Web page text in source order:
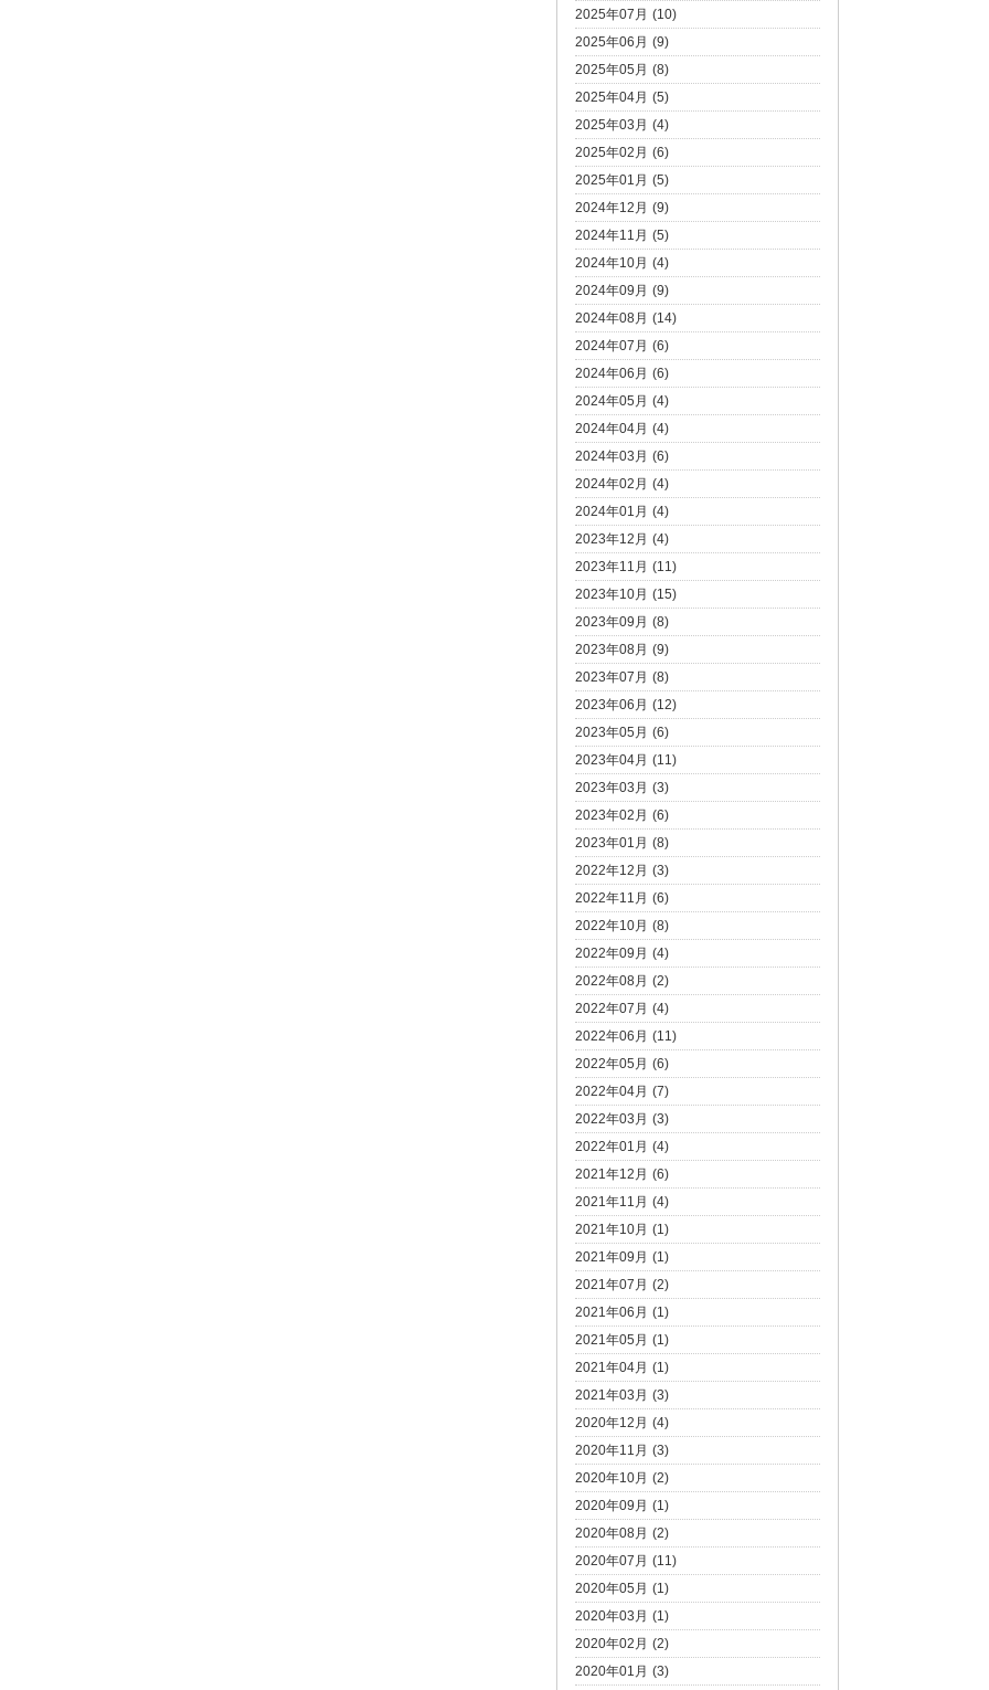
2025年07月 (10)
2025年06月 (9)
2025年05月 (8)
2025年04月 (5)
2025年03月 (4)
2025年02月 (6)
2025年01月 (5)
2024年12月 (9)
2024年11月 (5)
2024年10月 (4)
2024年09月 (9)
2024年08月 (14)
2024年07月 (6)
2024年06月 (6)
2024年05月 (4)
2024年04月 (4)
2024年03月 (6)
2024年02月 (4)
2024年01月 (4)
2023年12月 (4)
2023年11月 (11)
2023年10月 (15)
2023年09月 (8)
2023年08月 (9)
2023年07月 (8)
2023年06月 (12)
2023年05月 (6)
2023年04月 (11)
2023年03月 (3)
2023年02月 (6)
2023年01月 (8)
2022年12月 (3)
2022年11月 (6)
2022年10月 (8)
2022年09月 (4)
2022年08月 (2)
2022年07月 (4)
2022年06月 (11)
2022年05月 (6)
2022年04月 (7)
2022年03月 (3)
2022年01月 (4)
2021年12月 (6)
2021年11月 (4)
2021年10月 (1)
2021年09月 (1)
2021年07月 (2)
2021年06月 (1)
2021年05月 (1)
2021年04月 (1)
2021年03月 (3)
2020年12月 (4)
2020年11月 (3)
2020年10月 (2)
2020年09月 (1)
2020年08月 (2)
2020年07月 (11)
2020年05月 (1)
2020年03月 (1)
2020年02月 (2)
2020年01月 (3)